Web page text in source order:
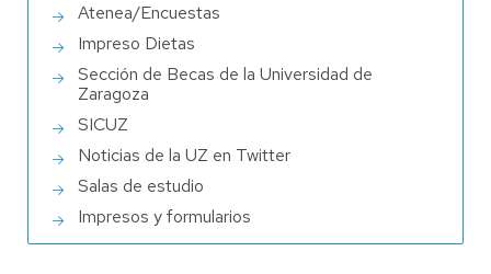
Atenea/Encuestas
Impreso Dietas
Sección de Becas de la Universidad de
Zaragoza
SICUZ
Noticias de la UZ en Twitter
Salas de estudio
Impresos y formularios